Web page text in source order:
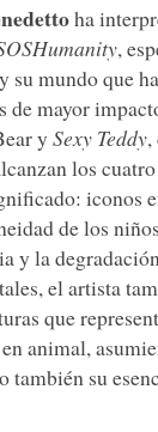
ha
,
su mundo que
de mayor
y Sexy Teddy,
los
iconos
de los
y la
el artista
que
animal,
también su